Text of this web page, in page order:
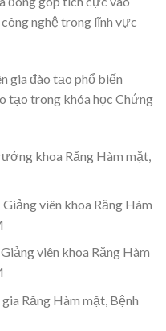
nghệ trong lĩnh vực
gia đào tạo phổ biến
tạo trong khóa học Chứng
khoa Răng Hàm mặt,
viên khoa Răng Hàm
viên khoa Răng Hàm
Răng Hàm mặt, Bệnh